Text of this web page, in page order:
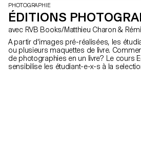
PHOTOGRAPHIE
ÉDITIONS
avec RVB Books/Matthieu Charon &
A partir d'images pré-réalisées, les
ou plusieurs maquettes de livre.
de photographies en un livre? Le cours
sensibilise les étudiant-e-x-s à la